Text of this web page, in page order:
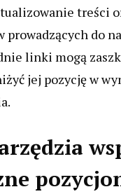
treści
prowadzących do
linki mogą
jej pozycję w